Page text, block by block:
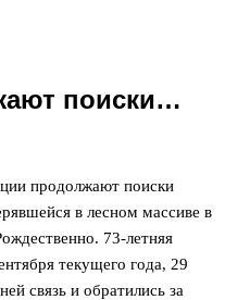
поиски…
продолжают поиски
в лесном массиве в
73-летняя
текущего года, 29
связь и обратились за